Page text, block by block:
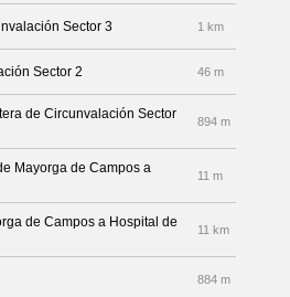
Sector 3 1 km
Sector 2 46 m
de Circunvalación Sector
894 m
Mayorga de Campos a
11 m
de Campos a Hospital de
11 km
884 m